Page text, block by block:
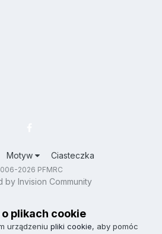
Motyw Ciasteczka
2026 PFMRC
by Invision Community
plikach cookie
urządzeniu pliki cookie, aby pomóc